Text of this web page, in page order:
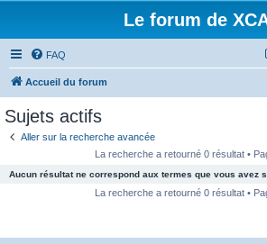
Le forum de
FAQ
Accueil du forum
Sujets actifs
Aller sur la recherche avancée
La recherche a retourné 0 résultat •
Aucun résultat ne correspond aux termes que vous avez
La recherche a retourné 0 résultat •